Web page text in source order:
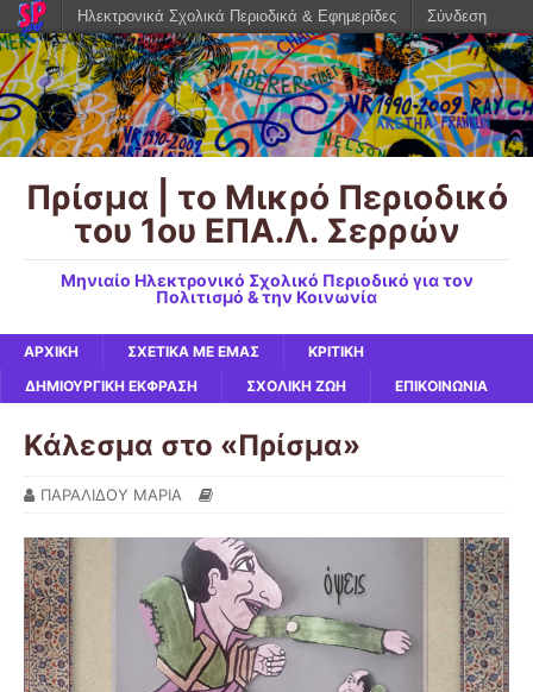
Πρίσμα | το Μικρό Περιοδικό
του 1ου ΕΠΑ.Λ. Σερρών
Μηνιαίο Ηλεκτρονικό Σχολικό Περιοδικό για τον
Πολιτισμό & την Κοινωνία
ΑΡΧΙΚΉ ΣΧΕΤΙΚΆ ΜΕ ΕΜΆΣ
ΚΡΙΤΙΚΉ
ΔΗΜΙΟΥΡΓΙΚΉ ΈΚΦΡΑΣΗ
ΣΧΟΛΙΚΉ ΖΩΉ ΕΠΙΚΟΙΝΩΝΙΑ
Κάλεσμα στο «Πρίσμα»
ΠΑΡΑΛΙΔΟΥ ΜΑΡΙΑ
Ηλεκτρονικά Σχολικά Περιοδικά & Εφημερίδες Σύνδεση